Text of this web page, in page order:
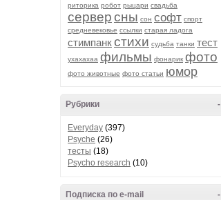
риторика робот рыцари свадьба
серверсны сон софт спорт
средневековье ссылки старая ладога
стимпанкстихи судьба танки тест
ухахахаа фильмы фонарик фото
фото животные фото статьи юмор
-
Рубрики
Everyday (397)
Psyche (26)
тесты (18)
Psycho research (10)
-
Подписка по e-mail